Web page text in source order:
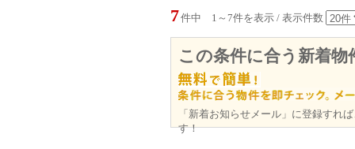
7件中 1～7件を表示 / 表示件数
この条件に合う新着
「新着お知らせメール」に登録すれ
す！